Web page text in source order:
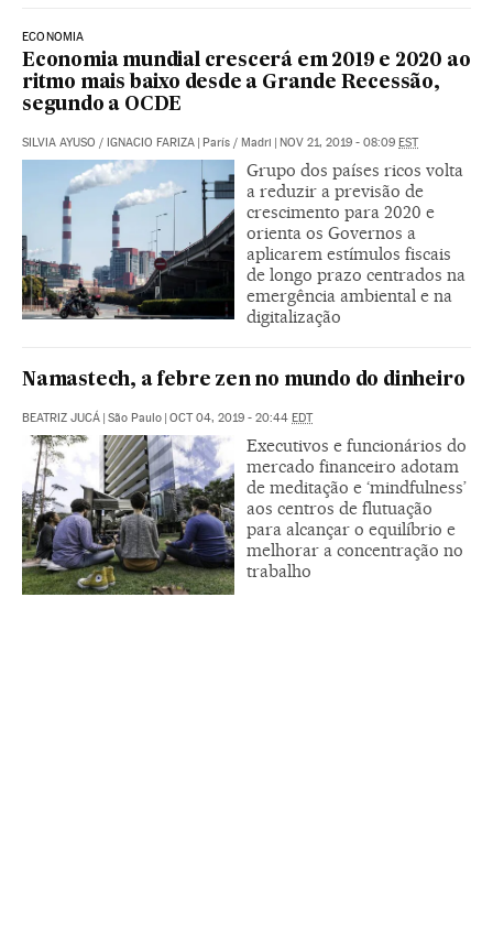
ECONOMIA
Economia mundial crescerá em 2019 e 2020 ao
ritmo mais baixo desde a Grande Recessão,
segundo a OCDE
SILVIA AYUSO / IGNACIO FARIZA | París / Madri | NOV 21, 2019 - 08:09 EST
Grupo dos países ricos volta
a reduzir a previsão de
crescimento para 2020 e
orienta os Governos a
aplicarem estímulos fiscais
de longo prazo centrados na
emergência ambiental e na
digitalização
Namastech, a febre zen no mundo do dinheiro
BEATRIZ JUCÁ | São Paulo | OCT 04, 2019 - 20:44 EDT
Executivos e funcionários do
mercado financeiro adotam
de meditação e ‘mindfulness’
aos centros de flutuação
para alcançar o equilíbrio e
melhorar a concentração no
trabalho